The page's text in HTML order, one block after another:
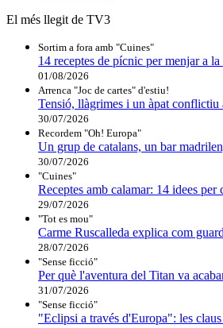
El més llegit de TV3
Sortim a fora amb "Cuines"
14 receptes de pícnic per menjar a
01/08/2026
Arrenca "Joc de cartes" d'estiu!
Tensió, llàgrimes i un àpat
30/07/2026
Recordem "Oh! Europa"
Un grup de catalans, un bar
30/07/2026
"Cuines"
Receptes amb calamar: 14 idees per
29/07/2026
"Tot es mou"
Carme Ruscalleda explica com
28/07/2026
"Sense ficció"
Per què l'aventura del Titan va
31/07/2026
"Sense ficció"
"Eclipsi a través d'Europa": les